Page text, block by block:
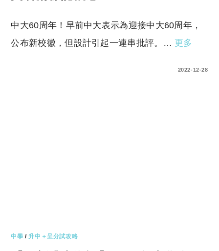
中大60周年！早前中大表示為迎接中大60周年，
公布新校徽，但設計引起一連串批評。… 更多
2022-12-28
中學 /升中＋呈分試攻略